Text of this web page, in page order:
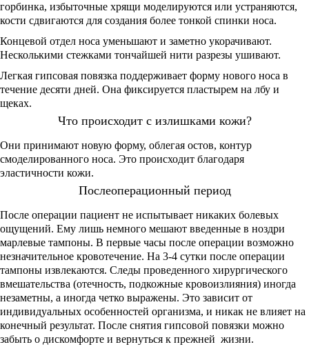
горбинка, избыточные хрящи моделируются или устраняются,
кости сдвигаются для создания более тонкой спинки носа.
Концевой отдел носа уменьшают и заметно укорачивают.
Несколькими стежками тончайшей нити разрезы ушивают.
Легкая гипсовая повязка поддерживает форму нового носа в
течение десяти дней. Она фиксируется пластырем на лбу и
щеках.
Что происходит с излишками кожи?
Они принимают новую форму, облегая остов, контур
смоделированного носа. Это происходит благодаря
эластичности кожи.
Послеоперационный период
После операции пациент не испытывает никаких болевых
ощущений. Ему лишь немного мешают введенные в ноздри
марлевые тампоны. В первые часы после операции возможно
незначительное кровотечение. На 3-4 сутки после операции
тампоны извлекаются. Следы проведенного хирургического
вмешательства (отечность, подкожные кровоизлияния) иногда
незаметны, а иногда четко выражены. Это зависит от
индивидуальных особенностей организма, и никак не влияет на
конечный результат. После снятия гипсовой повязки можно
забыть о дискомфорте и вернуться к прежней жизни.